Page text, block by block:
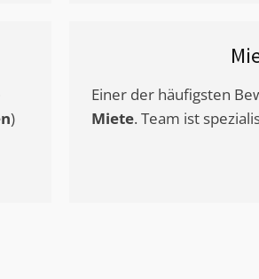
)
Einer der häufigsten
Miete. Team ist